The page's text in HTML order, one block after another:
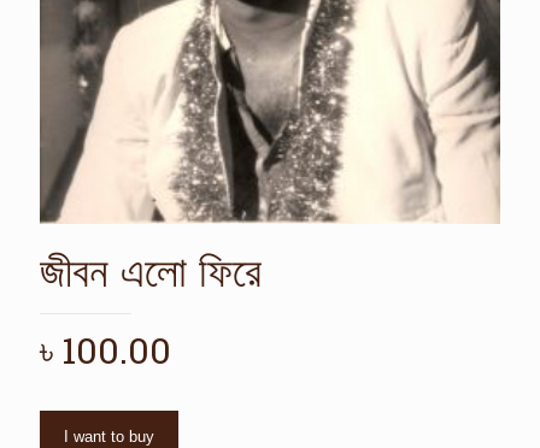
জীবন এলো ফিরে
৳ 100.00
I want to buy